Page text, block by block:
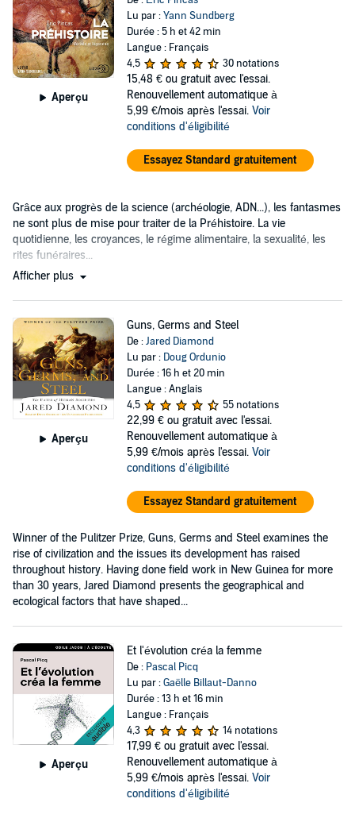
Aperçu
Lu par :Yann Sundberg
Durée : 5 h et 42 min
Langue : Français
4,5
30 notations
15,48 € ou gratuit avec l'essai.
Renouvellement automatique à
5,99 €/mois après l'essai. Voir
conditions d'éligibilité
Essayez Standard gratuitement
Grâce aux progrès de la science (archéologie, ADN...), les fantasmes
ne sont plus de mise pour traiter de la Préhistoire. La vie
quotidienne, les croyances, le régime alimentaire, la sexualité, les
rites funéraires...
Afficher plus
Aperçu
Guns, Germs and Steel
De :Jared Diamond
Lu par : Doug Ordunio
Durée : 16 h et 20 min
Langue : Anglais
4,5
55 notations
22,99 € ou gratuit avec l'essai.
Renouvellement automatique à
5,99 €/mois après l'essai. Voir
conditions d'éligibilité
Essayez Standard gratuitement
Winner of the Pulitzer Prize, Guns, Germs and Steel examines the
rise of civilization and the issues its development has raised
throughout history. Having done field work in New Guinea for more
than 30 years, Jared Diamond presents the geographical and
ecological factors that have shaped...
Aperçu
Et l'évolution créa la femme
De : Pascal Picq
Lu par :Gaëlle Billaut-Danno
Durée : 13 h et 16 min
Langue : Français
4,3
14 notations
17,99 € ou gratuit avec l'essai.
Renouvellement automatique à
5,99 €/mois après l'essai. Voir
conditions d'éligibilité